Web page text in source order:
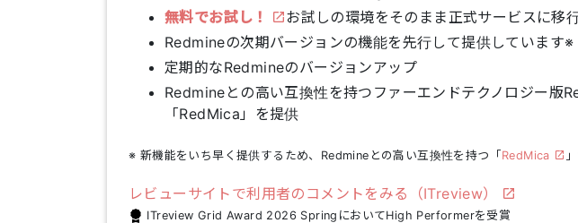
無料でお試し！
お試しの環境をそのまま正式サービスに移
Redmineの次期バージョンの機能を先行して提供しています※
定期的なRedmineのバージョンアップ
Redmineとの高い互換性を持つファーエンドテクノロジー版
「RedMica」を提供
※ 新機能をいち早く提供するため、Redmineとの高い互換性を持つ「RedMica
レビューサイトで利用者のコメントをみる（ITreview）
ITreview Grid Award 2026 SpringにおいてHigh Performerを受賞